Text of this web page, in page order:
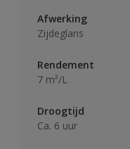
Afwerking
Zijdeglans
Rendement
7 m²/L
Droogtijd
Ca. 6 uur